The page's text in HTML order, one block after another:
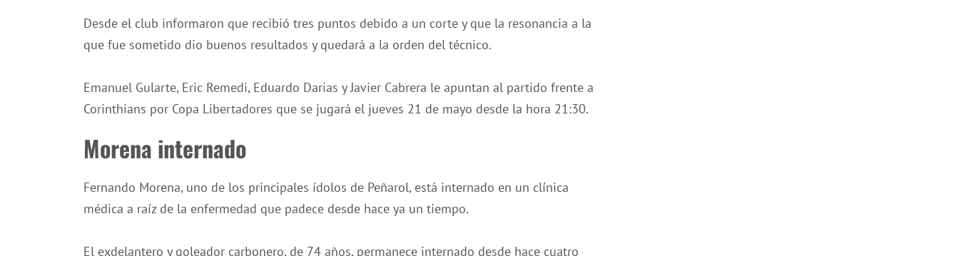
Desde el club informaron que recibió tres puntos debido a un corte y que la resonancia a la
que fue sometido dio buenos resultados y quedará a la orden del técnico.
Emanuel Gularte, Eric Remedi, Eduardo Darias y Javier Cabrera le apuntan al partido frente a
Corinthians por Copa Libertadores que se jugará el jueves 21 de mayo desde la hora 21:30.
Morena internado
Fernando Morena, uno de los principales ídolos de Peñarol, está internado en un clínica
médica a raíz de la enfermedad que padece desde hace ya un tiempo.
El exdelantero y goleador carbonero, de 74 años, permanece internado desde hace cuatro